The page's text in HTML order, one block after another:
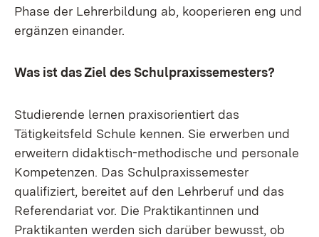
Phase der Lehrerbildung ab, kooperieren eng und
ergänzen einander.
Was ist das Ziel des Schulpraxissemesters?
Studierende lernen praxisorientiert das
Tätigkeitsfeld Schule kennen. Sie erwerben und
erweitern didaktisch-methodische und personale
Kompetenzen. Das Schulpraxissemester
qualifiziert, bereitet auf den Lehrberuf und das
Referendariat vor. Die Praktikantinnen und
Praktikanten werden sich darüber bewusst, ob